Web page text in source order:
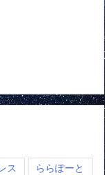
ス ららぽーと